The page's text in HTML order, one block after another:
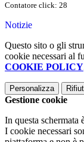
Contatore click: 28
Notizie
Questo sito o gli
cookie necessari al
COOKIE POLICY
Personalizza
Gestione cookie
In questa schermata
I cookie necessari